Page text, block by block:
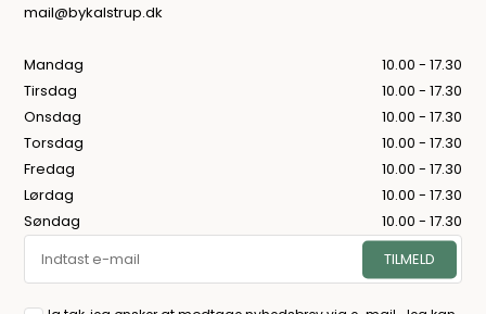
mail@bykalstrup.dk
Mandag
10.00 - 17.30
Tirsdag
10.00 - 17.30
Onsdag
10.00 - 17.30
Torsdag
10.00 - 17.30
Fredag
10.00 - 17.30
Lørdag
10.00 - 17.30
Søndag
10.00 - 17.30